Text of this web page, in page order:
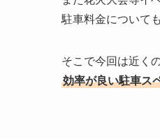
駐車料金について
そこで今回は近く
効率が良い駐車ス